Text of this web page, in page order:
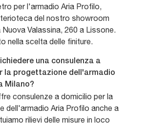
per l'armadio Aria Profilo,
del nostro showroom
Nuova Valassina, 260 a Lissone.
nella scelta delle finiture.
una consulenza a
la progettazione dell'armadio
Milano?
consulenze a domicilio per la
dell'armadio Aria Profilo anche a
rilievi delle misure in loco